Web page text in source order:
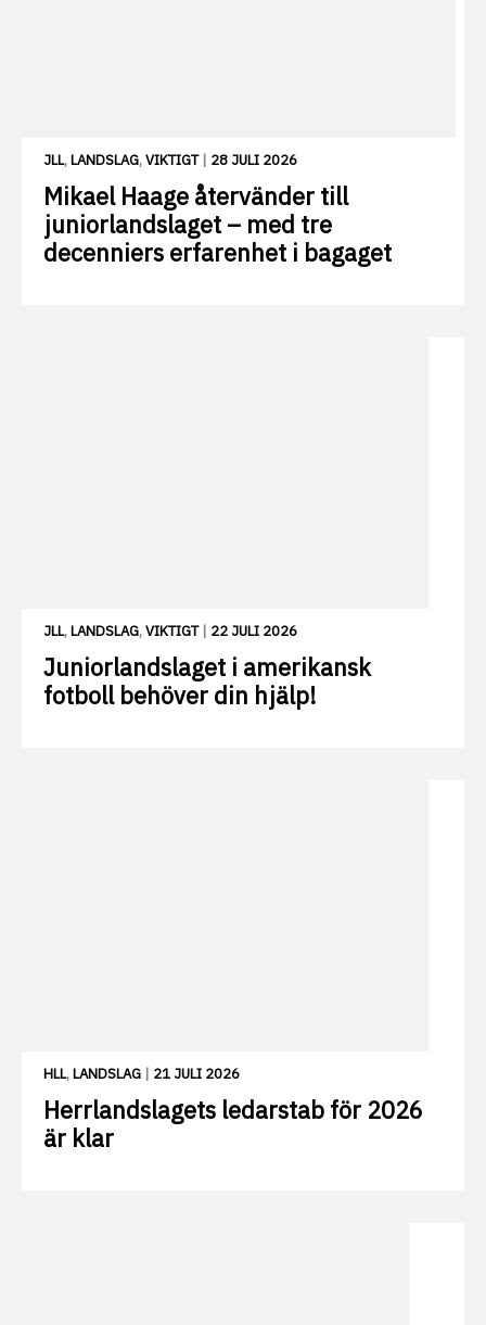
JLL,LANDSLAG,VIKTIGT| 28 JULI 2026
Mikael Haage återvänder till
juniorlandslaget – med tre
decenniers erfarenhet i bagaget
JLL,LANDSLAG,VIKTIGT| 22 JULI 2026
Juniorlandslaget i amerikansk
fotboll behöver din hjälp!
HLL,LANDSLAG | 21 JULI 2026
Herrlandslagets ledarstab för 2026
är klar